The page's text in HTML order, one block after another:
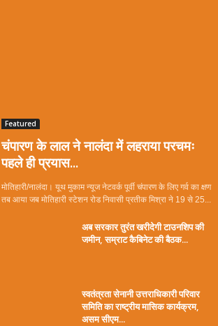
Featured
चंपारण के लाल ने नालंदा में लहराया परचमः
पहले ही प्रयास...
मोतिहारी/नालंदा। यूथ मुकाम न्यूज नेटवर्क पूर्वी चंपारण के लिए गर्व का क्षण
तब आया जब मोतिहारी स्टेशन रोड निवासी प्रतीक मिश्रा ने 19 से 25...
अब सरकार तुरंत खरीदेगी टाउनशिप की
जमीन, सम्राट कैबिनेट की बैठक...
स्वतंत्रता सेनानी उत्तराधिकारी परिवार
समिति का राष्ट्रीय मासिक कार्यक्रम,
असम सीएम...